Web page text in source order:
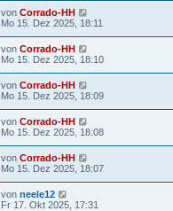
von Corrado-HH
Mo 15. Dez 2025, 18:11
von Corrado-HH
Mo 15. Dez 2025, 18:10
von Corrado-HH
Mo 15. Dez 2025, 18:09
von Corrado-HH
Mo 15. Dez 2025, 18:08
von Corrado-HH
Mo 15. Dez 2025, 18:07
von neele12
Fr 17. Okt 2025, 17:31